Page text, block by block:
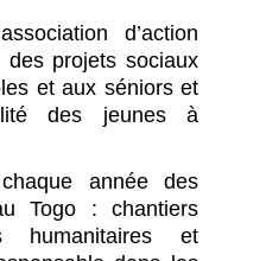
d’action
des projets sociaux
et aux séniors et
des jeunes à
année des
Togo : chantiers
humanitaires et